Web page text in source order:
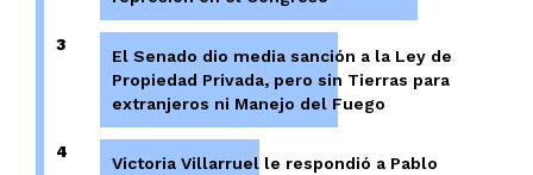
3
El Senado dio media sanción a la Ley de
Propiedad Privada, pero sin Tierras para
extranjeros ni Manejo del Fuego
4
Victoria Villarruel le respondió a Pablo